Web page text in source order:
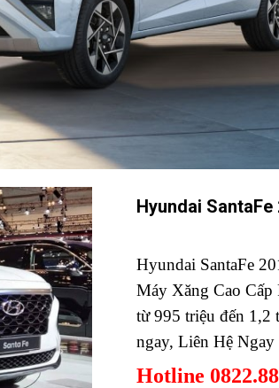
Hyundai SantaFe
Hyundai SantaFe
Máy Xăng Cao Cấp
từ 995 triệu đến 1,2
ngay, Liên Hệ Ngay
Hotline